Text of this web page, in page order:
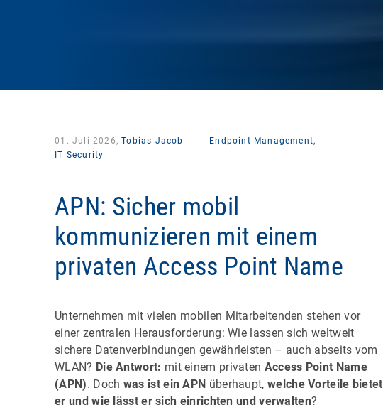
01. Juli 2026,Tobias Jacob
Endpoint Management,
IT Security
APN: Sicher mobil
kommunizieren mit einem
privaten Access Point Name
Unternehmen mit vielen mobilen Mitarbeitenden stehen vor
einer zentralen Herausforderung: Wie lassen sich weltweit
sichere Datenverbindungen gewährleisten – auch abseits vom
WLAN? Die Antwort: mit einem privaten Access Point Name
(APN). Doch was ist ein APN überhaupt, welche Vorteile bietet
er und wie lässt er sich einrichten und verwalten?